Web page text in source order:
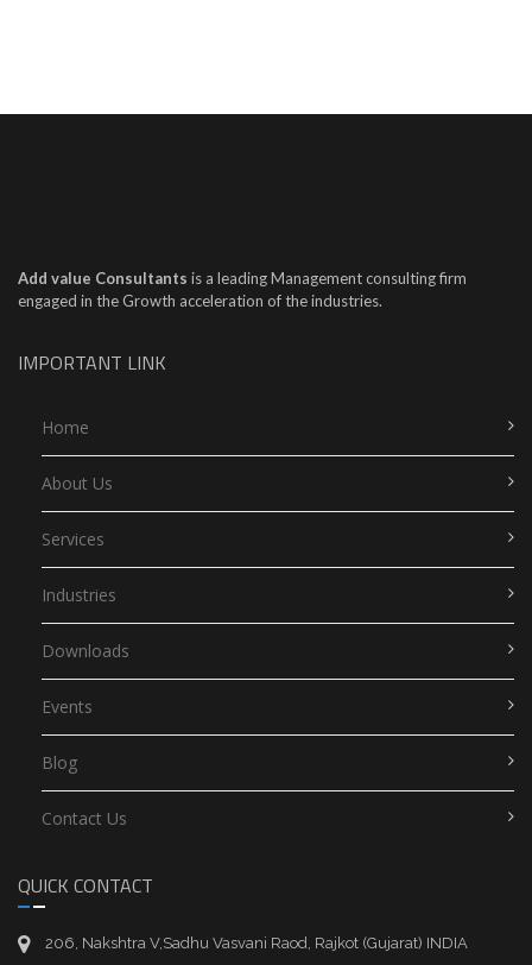
Add value Consultants is a leading Management consulting firm
engaged in the Growth acceleration of the industries.
IMPORTANT LINK
Home
About Us
Services
Industries
Downloads
Events
Blog
Contact Us
QUICK CONTACT
206, Nakshtra V,Sadhu Vasvani Raod, Rajkot (Gujarat) INDIA